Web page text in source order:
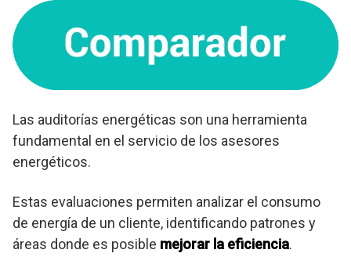
Las auditorías energéticas son una herramienta
fundamental en el servicio de los asesores
energéticos.
Estas evaluaciones permiten analizar el consumo
de energía de un cliente, identificando patrones y
áreas donde es posible mejorar la eficiencia.